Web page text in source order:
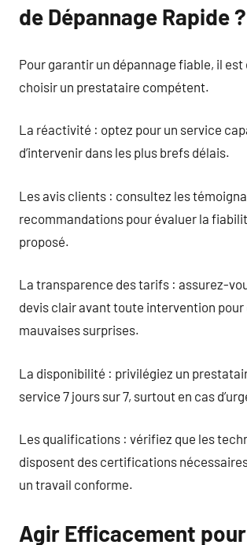
de Dépannage Rapide ?
Pour garantir un dépannage fiable, il est
choisir un prestataire compétent.
La réactivité : optez pour un service
d’intervenir dans les plus brefs délais.
Les avis clients : consultez les
recommandations pour évaluer la
proposé.
La transparence des tarifs : assurez-
devis clair avant toute intervention pour
mauvaises surprises.
La disponibilité : privilégiez un
service 7 jours sur 7, surtout en cas
Les qualifications : vérifiez que les
disposent des certifications
un travail conforme.
Agir Efficacement